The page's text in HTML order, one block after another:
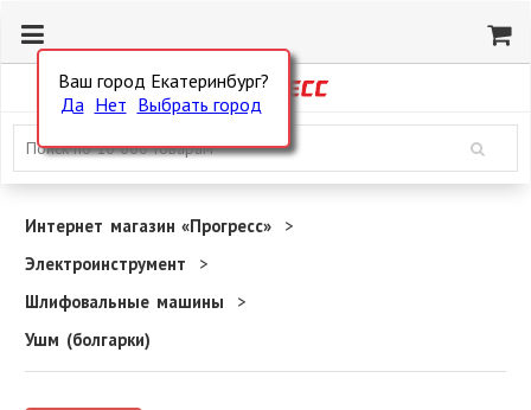
Ваш город Екатеринбург?
Да Нет Выбрать город
Интернет магазин «Прогресс»
Электроинструмент
Шлифовальные машины
Ушм (болгарки)